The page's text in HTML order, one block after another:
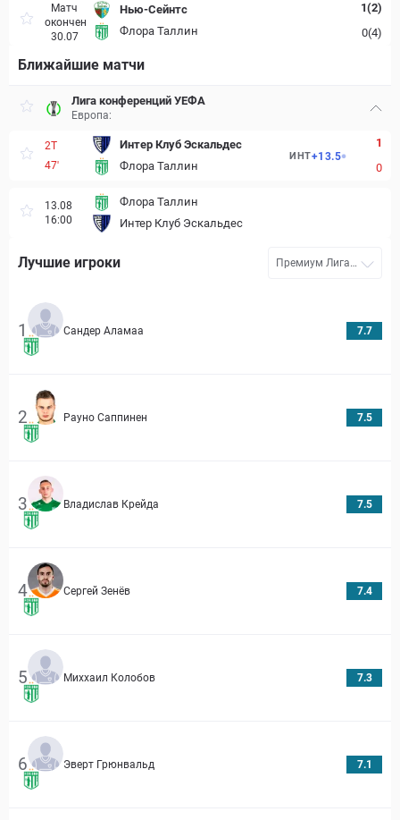
Матч
окончен
30.07
Нью-Сейнтс
Флора Таллин
1(2)
0(4)
Ближайшие матчи
Европа:
Лига конференций УЕФА
2Т
47'
Интер Клуб Эскальдес
Флора Таллин
1
0
ИНТ+13.5
13.08
16:00
Флора Таллин
Интер Клуб Эскальдес
Лучшие игроки
Премиум Лига
1 Сандер Аламаа 7.7
2 Рауно Саппинен 7.5
3 Владислав Крейда 7.5
4 Сергей Зенёв 7.4
5 Миххаил Колобов 7.3
6 Эверт Грюнвальд 7.1